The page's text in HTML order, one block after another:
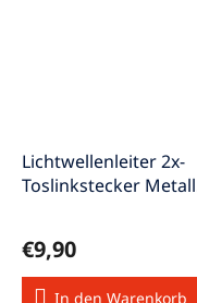
Lichtwellenleiter 2x-
Toslinkstecker Metall
€9,90
In den Warenkorb